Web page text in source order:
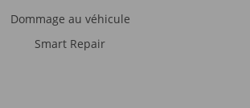
Dommage au véhicule
Smart Repair